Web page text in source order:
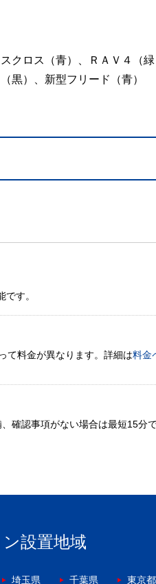
クロス（青）、ＲＡＶ４（
黒）、新型フリード（青）
す。
て料金が異なります。詳細は料金
確認事項がない場合は最短15分
設置地域
埼玉県 千葉県 東京都